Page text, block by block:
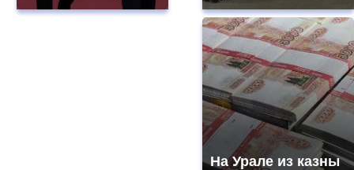
На Урале из казны